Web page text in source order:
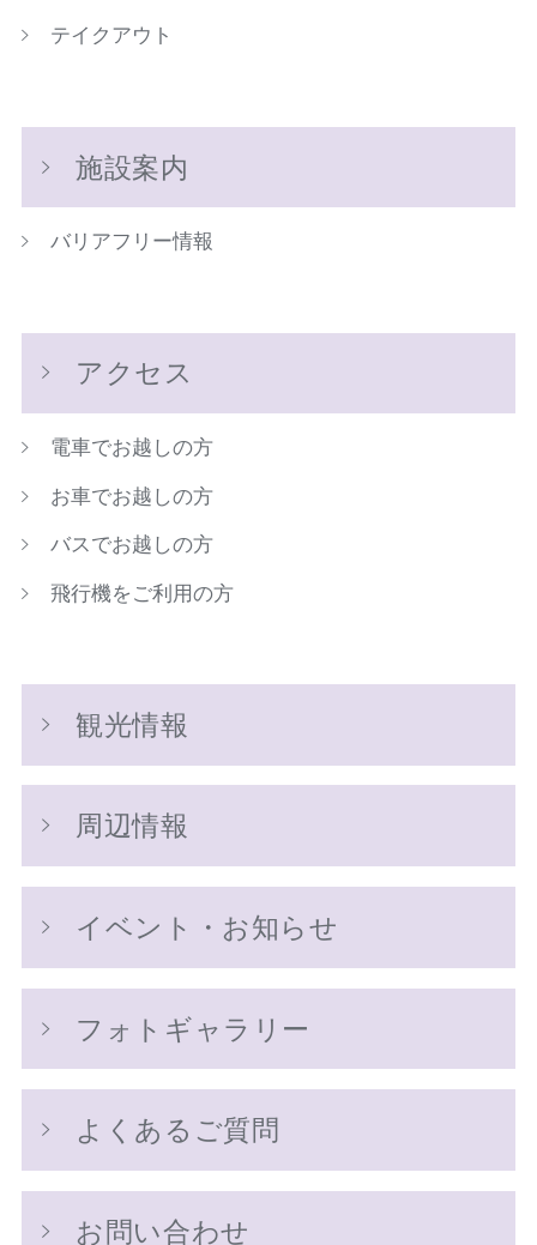
テイクアウト
施設案内
バリアフリー情報
アクセス
電車でお越しの方
お車でお越しの方
バスでお越しの方
飛行機をご利用の方
観光情報
周辺情報
イベント・お知らせ
フォトギャラリー
よくあるご質問
お問い合わせ